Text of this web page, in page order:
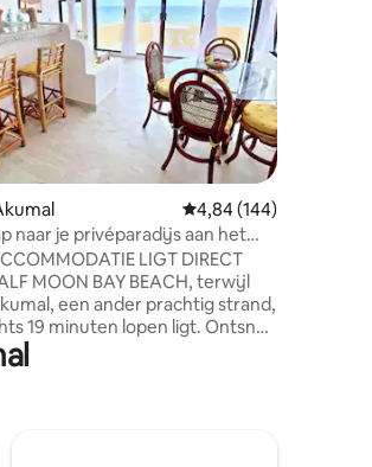
van 4,96 op 5, 232 recensies
Gemiddelde
4,84 (144)
naar je privéparadijs aan het
LIGT DIRECT
MOON BAY BEACH, terwijl
een ander prachtig strand,
19 minuten lopen ligt. Ontsnap
vakantie aan het strand in dit
1BR-appartement, dat